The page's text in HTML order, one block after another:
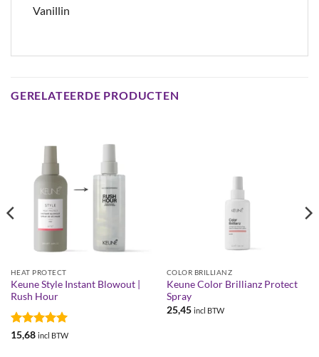
Vanillin
GERELATEERDE PRODUCTEN
HEAT PROTECT
Keune Style Instant Blowout |
Rush Hour
Gewaardeerd
15,68 incl BTW
COLOR BRILLIANZ
Keune Color Brillianz Protect
Spray
25,45 incl BTW